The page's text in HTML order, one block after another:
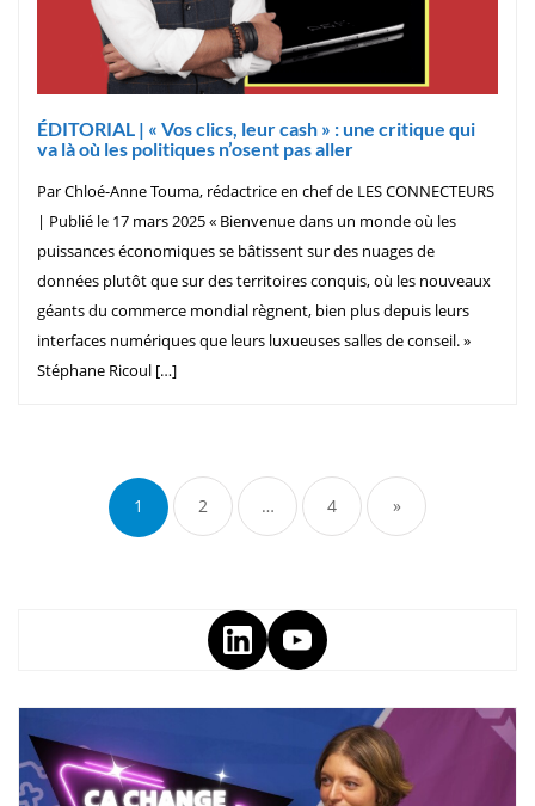
ÉDITORIAL | « Vos clics, leur cash » : une critique qui
va là où les politiques n’osent pas aller
Par Chloé-Anne Touma, rédactrice en chef de LES CONNECTEURS
| Publié le 17 mars 2025 « Bienvenue dans un monde où les
puissances économiques se bâtissent sur des nuages de
données plutôt que sur des territoires conquis, où les nouveaux
géants du commerce mondial règnent, bien plus depuis leurs
interfaces numériques que leurs luxueuses salles de conseil. »
Stéphane Ricoul […]
1 2 … 4 »